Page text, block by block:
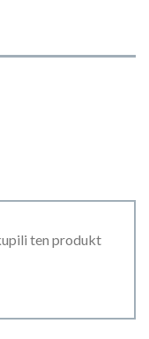
ten produkt